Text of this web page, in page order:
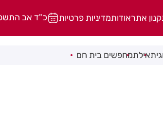
אתראודותמדיניות פרטיות כ"ד אב התשפ"ו |
אילתמחפשים בית חם